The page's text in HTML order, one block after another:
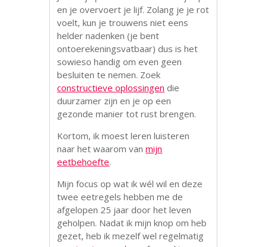
en je overvoert je lijf. Zolang je je rot
voelt, kun je trouwens niet eens
helder nadenken (je bent
ontoerekeningsvatbaar) dus is het
sowieso handig om even geen
besluiten te nemen. Zoek
constructieve oplossingen die
duurzamer zijn en je op een
gezonde manier tot rust brengen.
Kortom, ik moest leren luisteren
naar het waarom vanmijn
eetbehoefte.
Mijn focus op wat ik wél wil en deze
twee eetregels hebben me de
afgelopen 25 jaar door het leven
geholpen. Nadat ik mijn knop om heb
gezet, heb ik mezelf wel regelmatig